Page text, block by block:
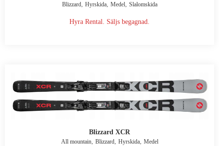
Blizzard, Hyrskida, Medel, Slalomskida
Hyra Rental. Säljs begagnad.
Blizzard XCR
All mountain, Blizzard, Hyrskida, Medel